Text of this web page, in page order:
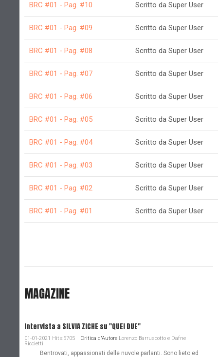
BRC #01 - Pag. #10 Scritto da Super User
BRC #01 - Pag. #09 Scritto da Super User
BRC #01 - Pag. #08 Scritto da Super User
BRC #01 - Pag. #07 Scritto da Super User
BRC #01 - Pag. #06 Scritto da Super User
BRC #01 - Pag. #05 Scritto da Super User
BRC #01 - Pag. #04 Scritto da Super User
BRC #01 - Pag. #03 Scritto da Super User
BRC #01 - Pag. #02 Scritto da Super User
BRC #01 - Pag. #01 Scritto da Super User
MAGAZINE
Intervista a SILVIA ZICHE su "QUEI DUE"
01-01-2021 Hits:5705 Critica d'Autore Lorenzo Barruscotto e Dafne
Riccietti
Bentrovati, appassionati delle nuvole parlanti. Sono lieto ed